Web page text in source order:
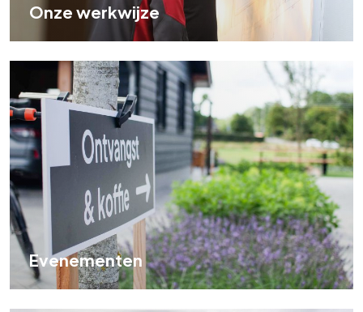
Onze werkwijze
Evenementen